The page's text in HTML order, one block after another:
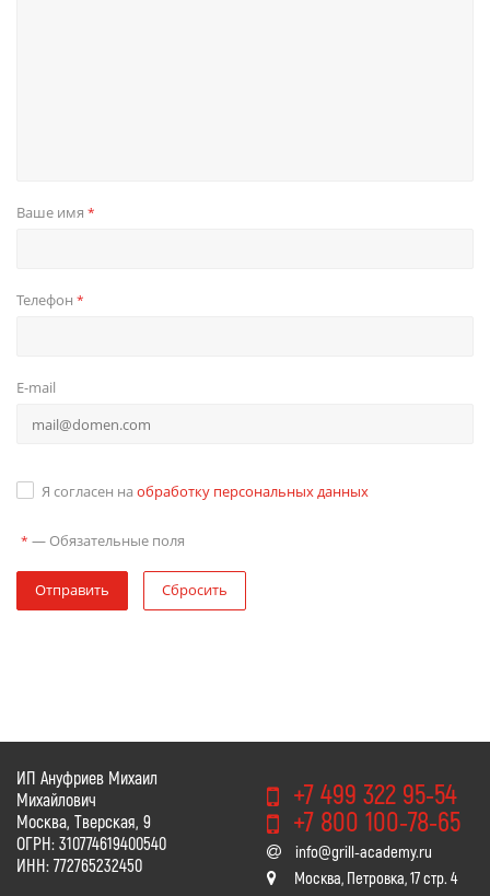
Ваше имя *
Телефон *
E-mail
Я согласен на обработку персональных данных
* — Обязательные поля
Отправить Сбросить
ИП Ануфриев Михаил
Михайлович
Москва, Тверская, 9
ОГРН: 310774619400540
ИНН: 772765232450
+7 499 322 95-54
+7 800 100-78-65
info@grill-academy.ru
Москва, Петровка, 17 стр. 4